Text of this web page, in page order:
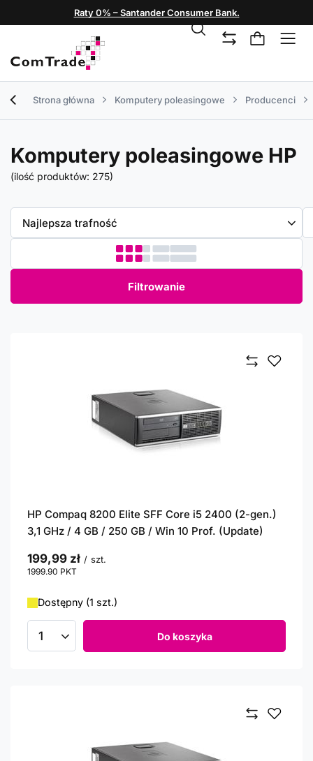
Raty 0% – Santander Consumer Bank.
Strona główna Komputery poleasingowe Producenci
Komputery poleasingowe HP
(ilość produktów: 275)
Zmień sortowanie
Najlepsza trafność
Filtrowanie
HP Compaq 8200 Elite SFF Core i5 2400 (2-gen.)
3,1 GHz / 4 GB / 250 GB / Win 10 Prof. (Update)
199,99 zł / szt.
1999.90 PKT
Dostępny (1 szt.)
Ilość produktów Do koszyka